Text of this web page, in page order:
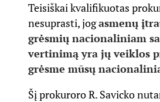
Teisiškai kvalifikuotas
nesuprasti, jogasmenų
grėsmių nacionaliniam
vertinimą yra jų veiklos
grėsme mūsų
Šį prokuroro R. Savicko